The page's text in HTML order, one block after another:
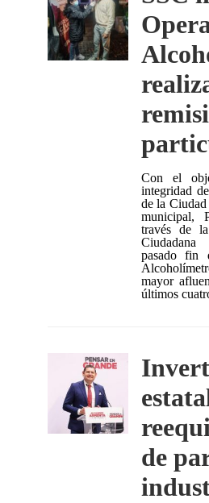
Con el
integridad
de la Ciudad
municipal,
través de
pasado fin
mayor
últimos
de